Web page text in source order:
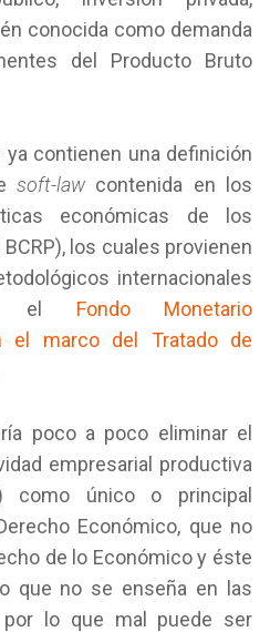
conocida como demanda
del Producto Bruto
ya contienen una definición
soft-law contenida en los
económicas de los
los cuales provienen
internacionales
el Fondo Monetario
el marco del Tratado de
poco a poco eliminar el
empresarial productiva
como único o principal
Económico, que no
de lo Económico y éste
que no se enseña en las
por lo que mal puede ser